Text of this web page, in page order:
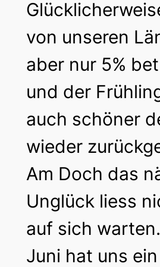
von unseren
aber nur 5%
und der
auch schöner
wieder
Am Doch das
Unglück liess
auf sich
Juni hat uns